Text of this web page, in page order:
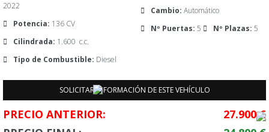
2022
Potencia: 136 CV
Cilindrada:
1.600 c.c.
Tipo de Combustible: Diesel
Cambio: Automático
Nº Puertas: 5 Nº Plazas: 5
SOLICITAR INFORMACIÓN DE ESTE VEHÍCULO
Tu Nombre
Teléfono Su correo electrónico
PRECIO ANTERIOR:
27.900 €